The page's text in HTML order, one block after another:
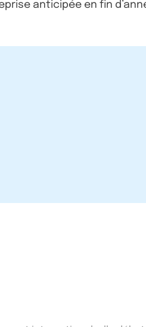
anticipée en fin